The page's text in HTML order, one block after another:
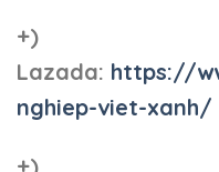
+)
Lazada: https://
nghiep-viet-xanh/
+)